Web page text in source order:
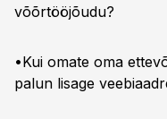
võõrtööjõudu?
•Kui omate oma
palun lisage